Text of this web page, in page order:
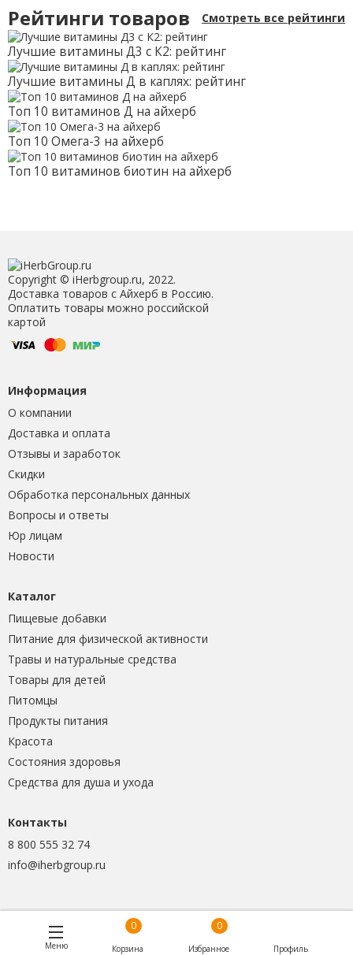
Рейтинги товаров Смотреть все рейтинги
Лучшие витамины Д3 с К2: рейтинг
Лучшие витамины Д в каплях: рейтинг
Топ 10 витаминов Д на айхерб
Топ 10 Омега-3 на айхерб
Топ 10 витаминов биотин на айхерб
Copyright © iHerbgroup.ru, 2022.
Доставка товаров с Айхерб в Россию.
Оплатить товары можно российской
картой
Информация
О компании
Доставка и оплата
Отзывы и заработок
Скидки
Обработка персональных данных
Вопросы и ответы
Юр лицам
Новости
Каталог
Пищевые добавки
Питание для физической активности
Травы и натуральные средства
Товары для детей
Питомцы
Продукты питания
Красота
Состояния здоровья
Средства для душа и ухода
Контакты
8 800 555 32 74
info@iherbgroup.ru
Меню
0
Корзина
0
Избранное Профиль